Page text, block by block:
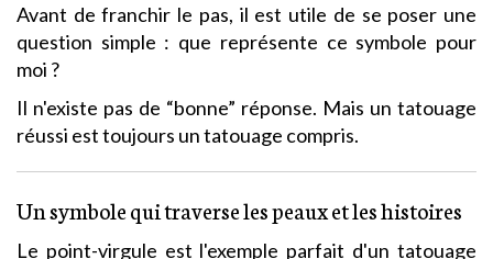
Avant de franchir le pas, il est utile de se poser une
question simple : que représente ce symbole pour
moi ?
Il n'existe pas de “bonne” réponse. Mais un tatouage
réussi est toujours un tatouage compris.
Un symbole qui traverse les peaux et les histoires
Le point-virgule est l'exemple parfait d'un tatouage